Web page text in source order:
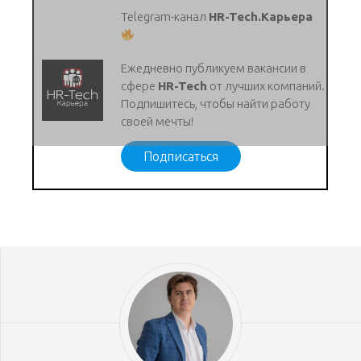
Telegram-канал HR-Tech.Карьера
Ежедневно публикуем вакансии в
сфере HR-Tech от лучших компаний.
Подпишитесь, чтобы найти работу
своей мечты!
Подписаться